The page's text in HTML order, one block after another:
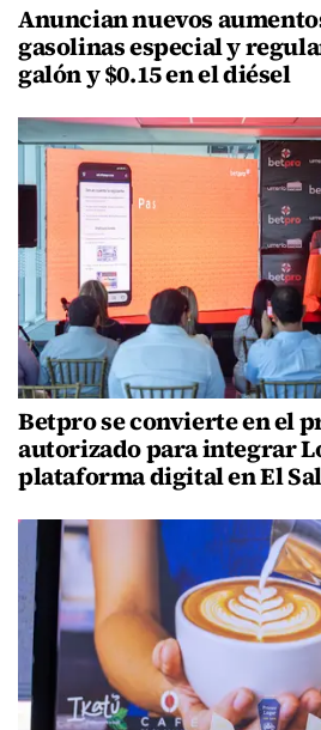
Anuncian nuevos
gasolinas especial y
galón y $0.15 en el diésel
Betpro se convierte en el
autorizado para integrar
plataforma digital en El